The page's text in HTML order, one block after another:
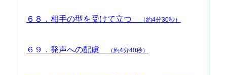
６８．相手の型を受けて立つ （約4分30秒）
６９．発声への配慮 （約4分40秒）